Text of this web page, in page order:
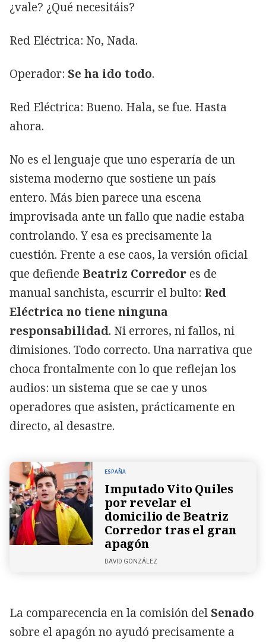
¿vale? ¿Qué necesitáis?
Red Eléctrica: No, Nada.
Operador: Se ha ido todo.
Red Eléctrica: Bueno. Hala, se fue. Hasta
ahora.
No es el lenguaje que uno esperaría de un
sistema moderno que sostiene un país
entero. Más bien parece una escena
improvisada ante un fallo que nadie estaba
controlando. Y esa es precisamente la
cuestión. Frente a ese caos, la versión oficial
que defiende Beatriz Corredor es de
manual sanchista, escurrir el bulto: Red
Eléctrica no tiene ninguna
responsabilidad. Ni errores, ni fallos, ni
dimisiones. Todo correcto. Una narrativa que
choca frontalmente con lo que reflejan los
audios: un sistema que se cae y unos
operadores que asisten, prácticamente en
directo, al desastre.
ESPAÑA
Imputado Vito Quiles
por revelar el
domicilio de Beatriz
Corredor tras el gran
apagón
DAVID GONZÁLEZ
La comparecencia en la comisión delSenado
sobre el apagón no ayudó precisamente a